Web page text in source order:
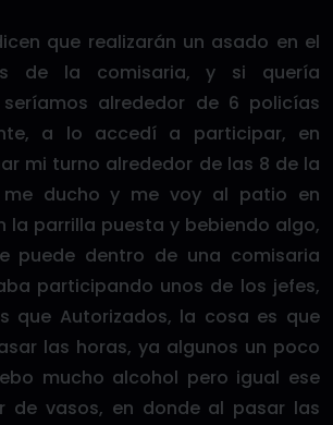
que realizarán un asado en el
de la comisaria, y si quería
alrededor de 6 policías
a lo accedí a participar, en
mi turno alrededor de las 8 de la
ducho y me voy al patio en
la parrilla puesta y bebiendo algo,
puede dentro de una comisaria
participando unos de los jefes,
que Autorizados, la cosa es que
las horas, ya algunos un poco
mucho alcohol pero igual ese
de vasos, en donde al pasar las